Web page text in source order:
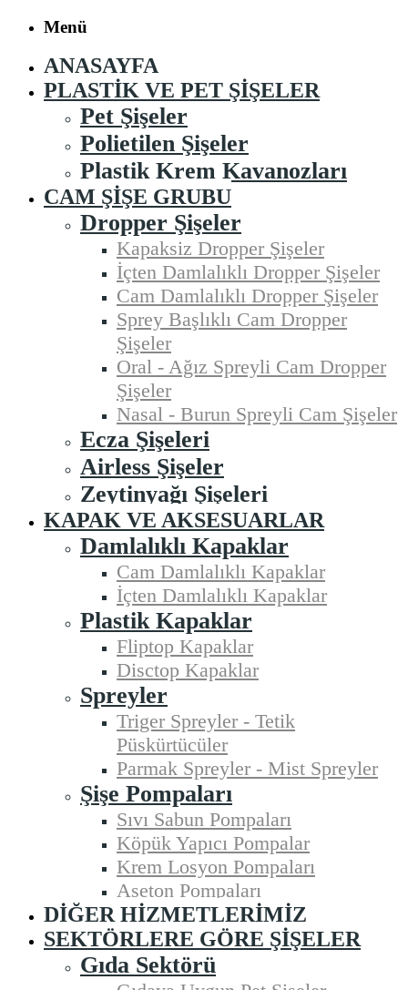
Menü
ANASAYFA
PLASTIK VE PET ŞIŞELER
Pet Şişeler
Polietilen Şişeler
Plastik Krem Kavanozları
CAM ŞIŞE GRUBU
Dropper Şişeler
Kapaksiz Dropper Şişeler
İçten Damlalıklı Dropper Şişeler
Cam Damlalıklı Dropper Şişeler
Sprey Başlıklı Cam Dropper
Şişeler
Oral - Ağız Spreyli Cam Dropper
Şişeler
Nasal - Burun Spreyli Cam Şişeler
Ecza Şişeleri
Airless Şişeler
Zeytinyağı Şişeleri
KAPAK VE AKSESUARLAR
Damlalıklı Kapaklar
Cam Damlalıklı Kapaklar
İçten Damlalıklı Kapaklar
Plastik Kapaklar
Fliptop Kapaklar
Disctop Kapaklar
Spreyler
Triger Spreyler - Tetik
Püskürtücüler
Parmak Spreyler - Mist Spreyler
Şişe Pompaları
Sıvı Sabun Pompaları
Köpük Yapıcı Pompalar
Krem Losyon Pompaları
Aseton Pompaları
DIĞER HIZMETLERIMIZ
SEKTÖRLERE GÖRE ŞIŞELER
Gıda Sektörü